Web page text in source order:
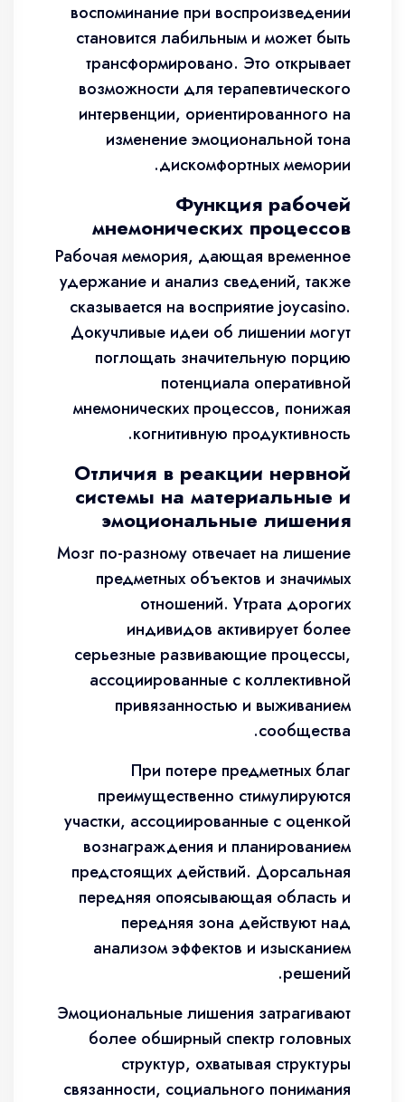
воспоминание при воспроизведении
становится лабильным и может быть
трансформировано. Это открывает
возможности для терапевтического
интервенции, ориентированного на
изменение эмоциональной тона
дискомфортных мемории.
Функция рабочей
мнемонических процессов
Рабочая мемория, дающая временное
удержание и анализ сведений, также
сказывается на восприятие joycasino.
Докучливые идеи об лишении могут
поглощать значительную порцию
потенциала оперативной
мнемонических процессов, понижая
когнитивную продуктивность.
Отличия в реакции нервной
системы на материальные и
эмоциональные лишения
Мозг по-разному отвечает на лишение
предметных объектов и значимых
отношений. Утрата дорогих
индивидов активирует более
серьезные развивающие процессы,
ассоциированные с коллективной
привязанностью и выживанием
сообщества.
При потере предметных благ
преимущественно стимулируются
участки, ассоциированные с оценкой
вознаграждения и планированием
предстоящих действий. Дорсальная
передняя опоясывающая область и
передняя зона действуют над
анализом эффектов и изысканием
решений.
Эмоциональные лишения затрагивают
более обширный спектр головных
структур, охватывая структуры
связанности, социального понимания